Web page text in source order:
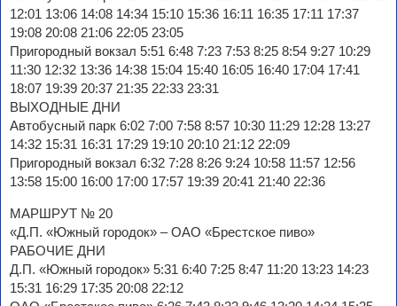
12:01 13:06 14:08 14:34 15:10 15:36 16:11 16:35 17:11 17:37
19:08 20:08 21:06 22:05 23:05
Пригородный вокзал 5:51 6:48 7:23 7:53 8:25 8:54 9:27 10:29
11:30 12:32 13:36 14:38 15:04 15:40 16:05 16:40 17:04 17:41
18:07 19:39 20:37 21:35 22:33 23:31
ВЫХОДНЫЕ ДНИ
Автобусный парк 6:02 7:00 7:58 8:57 10:30 11:29 12:28 13:27
14:32 15:31 16:31 17:29 19:10 20:10 21:12 22:09
Пригородный вокзал 6:32 7:28 8:26 9:24 10:58 11:57 12:56
13:58 15:00 16:00 17:00 17:57 19:39 20:41 21:40 22:36
МАРШРУТ № 20
«Д.П. «Южный городок» – ОАО «Брестское пиво»
РАБОЧИЕ ДНИ
Д.П. «Южный городок» 5:31 6:40 7:25 8:47 11:20 13:23 14:23
15:31 16:29 17:35 20:08 22:12